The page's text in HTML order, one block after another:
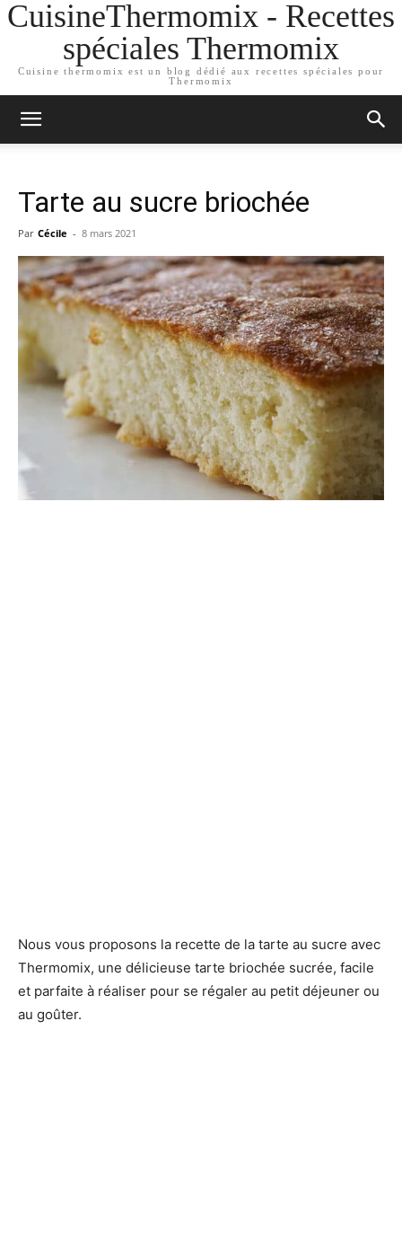
CuisineThermomix - Recettes
spéciales Thermomix
Cuisine thermomix est un blog dédié aux recettes spéciales pour
Thermomix
Tarte au sucre briochée
Par Cécile - 8 mars 2021
Nous vous proposons la recette de la tarte au sucre avec
Thermomix, une délicieuse tarte briochée sucrée, facile
et parfaite à réaliser pour se régaler au petit déjeuner ou
au goûter.